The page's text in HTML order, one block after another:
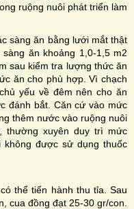
ruộng nuôi phát triển làm
sàng ăn bằng lưới mắt thật
ăn khoảng 1,0-1,5 m2
sau kiểm tra lượng thức ăn
ăn cho phù hợp. Vì chạch
yếu về đêm nên cho ăn
đánh bắt. Căn cứ vào mức
thêm nước vào ruộng nuôi
thường xuyên duy trì mức
không được sử dụng thuốc
thể tiến hành thu tỉa. Sau
cua đồng đạt 25-30 gr/con.